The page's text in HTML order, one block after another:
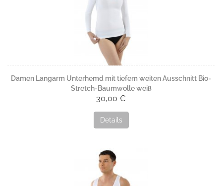
Damen Langarm Unterhemd mit tiefem weiten Ausschnitt Bio-
Stretch-Baumwolle weiß
30,00 €
Details